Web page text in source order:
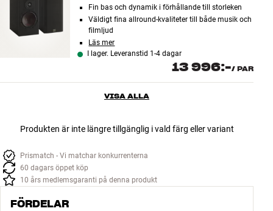
Fin bas och dynamik i förhållande till storleken
Väldigt fina allround-kvaliteter till både musik och
filmljud
Läs mer
I lager. Leveranstid 1-4 dagar
13 996:-/ PAR
VISA ALLA
Produkten är inte längre tillgänglig i vald färg eller variant
Prismatch - Vi matchar konkurrenterna
60 dagars öppet köp
10 års medlemsgaranti på denna produkt
FÖRDELAR